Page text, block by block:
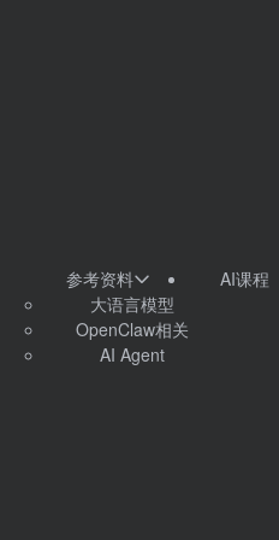
参考资料
大语言模型
OpenClaw相关
AI Agent
AI课程